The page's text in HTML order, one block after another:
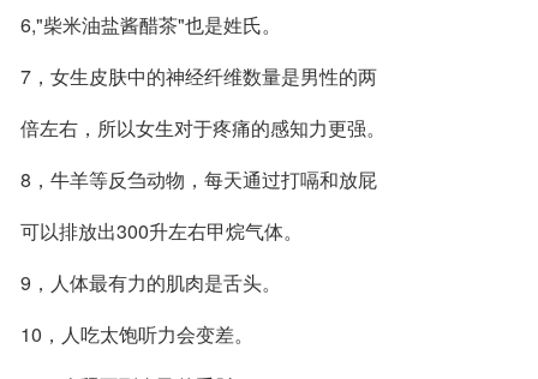
6,"柴米油盐酱醋茶"也是姓氏。
7，女生皮肤中的神经纤维数量是男性的两
倍左右，所以女生对于疼痛的感知力更强。
8，牛羊等反刍动物，每天通过打嗝和放屁
可以排放出300升左右甲烷气体。
9，人体最有力的肌肉是舌头。
10，人吃太饱听力会变差。